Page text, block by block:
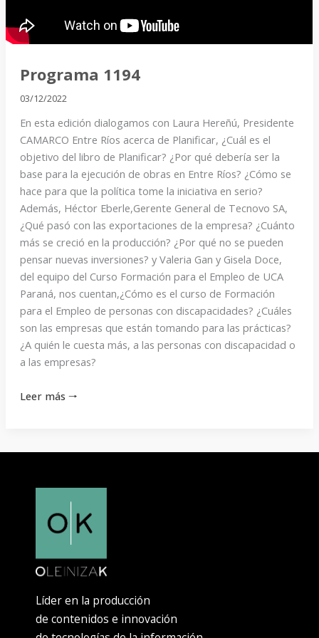
Programa 1194
03/12/2022
En esta edición dialogamos con Laura Hereñú, Presidente
CAMARCO Entre Ríos acerca de Planificar, ¿Cuál es el
objetivo del libro de Planificar? ¿Por qué debería ser la
base para la ejecución de obras en Entre Ríos? ¿Cómo se
hace para que la política tome la iniciativa en serio?
Además, Héctor Eberle,Gerente General de Tecnovo SA,
¿Qué pasó con las exportaciones de la empresa? ¿Cuánto
más se creció en la producción? ¿Por qué no se pueden
pensar nuevas inversiones? y Valeria Gan y Gisela Doce,
del equipo del Curso Formación para el Empleo de UCA
Paraná, nos cuentan,¿Cómo es el curso de Formación
para el Empleo de personas con discapacidades? ¿Cuáles
son las empresas que están tomando para las prácticas?
¿A quién le cuesta más, a las personas con discapacidad o
a las empresas?
Leer más 🠒
Líder en la producción
de contenidos e innovación